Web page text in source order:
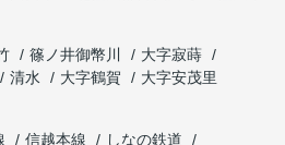
篠ノ井御幣川
大字寂蒔
清水 大字鶴賀
大字安茂里
信越本線
しなの鉄道